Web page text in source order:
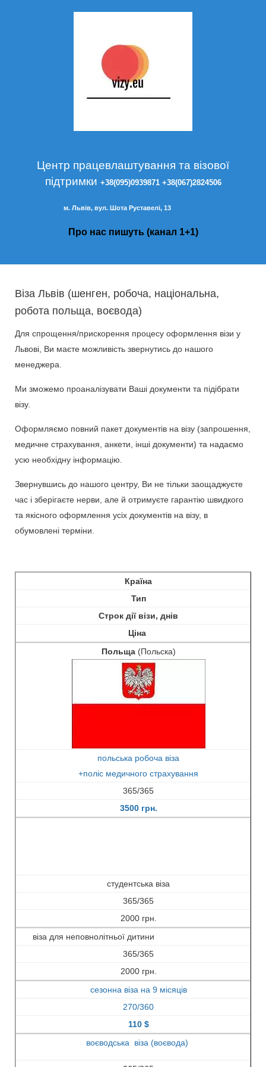
Центр працевлаштування та візової
підтримки +38(095)0939871 +38(067)2824506
м. Львів, вул. Шота Руставелі, 13
Про нас пишуть (канал 1+1)
Віза Львів (шенген, робоча, національна,
робота польща, воєвода)
Для спрощення/прискорення процесу оформлення візи у
Львові, Ви маєте можливість звернутись до нашого
менеджера.
Ми зможемо проаналізувати Ваші документи та підібрати
візу.
Оформляємо повний пакет документів на візу (запрошення,
медичне страхування, анкети, інші документи) та надаємо
усю необхідну інформацію.
Звернувшись до нашого центру, Ви не тільки заощаджуєте
час і зберігаєте нерви, але й отримуєте гарантію швидкого
та якісного оформлення усіх документів на візу, в
обумовлені терміни.
Країна
Тип
Строк дії візи, днів
Ціна
Польща (Польска)
польська робоча віза
+поліс медичного страхування
365/365
3500 грн.
студентська віза
365/365
2000 грн.
віза для неповнолітньої дитини
365/365
2000 грн.
сезонна віза на 9 місяців
270/360
110 $
воєводська віза (воєвода)